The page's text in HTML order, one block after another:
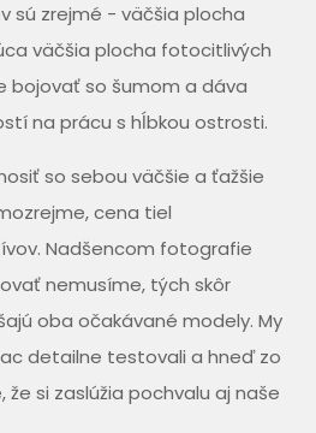
sú zrejmé - väčšia plocha
väčšia plocha fotocitlivých
bojovať so šumom a dáva
na prácu s hĺbkou ostrosti.
so sebou väčšie a ťažšie
cena tiel
Nadšencom fotografie
nemusíme, tých skôr
oba očakávané modely. My
detailne testovali a hneď zo
si zaslúžia pochvalu aj naše